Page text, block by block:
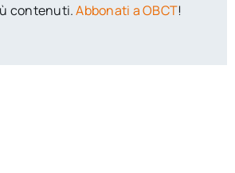
contenuti.Abbonati a OBCT!